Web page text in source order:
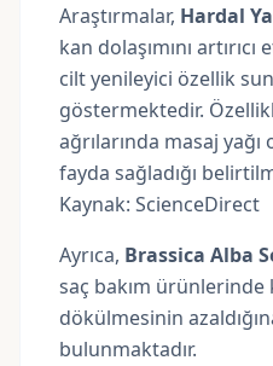
Araştırmalar, Hardal
kan dolaşımını
cilt yenileyici özellik
göstermektedir.
ağrılarında masaj yağı
fayda sağladığı
Kaynak: ScienceDirect
Ayrıca, Brassica Alba
saç bakım ürünlerinde
dökülmesinin
bulunmaktadır.